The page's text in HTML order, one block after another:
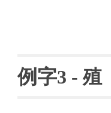
例字3 - 殖